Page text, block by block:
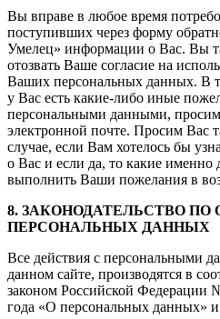
Вы вправе в любое время
поступивших через форму
Умелец» информации о Вас. Вы
отозвать Ваше согласие на
Ваших персональных данных. В
у Вас есть какие-либо иные
персональными данными,
электронной почте. Просим Вас
случае, если Вам хотелось бы
о Вас и если да, то какие
выполнить Ваши пожелания в
8. ЗАКОНОДАТЕЛЬСТВО ПО
ПЕРСОНАЛЬНЫХ ДАННЫХ
Все действия с персональными
данном сайте, производятся в
законом Российской Федерации
года «О персональных данных»